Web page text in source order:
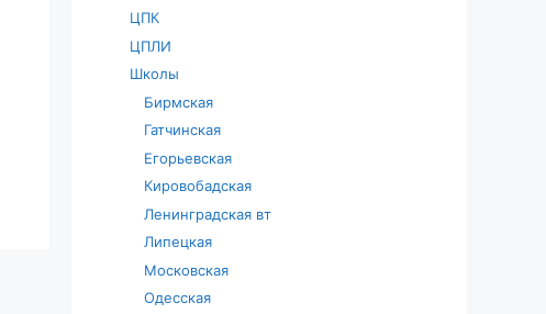
ЦПК
ЦПЛИ
Школы
Бирмская
Гатчинская
Егорьевская
Кировобадская
Ленинградская вт
Липецкая
Московская
Одесская